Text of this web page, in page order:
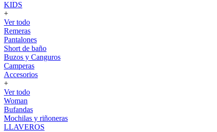
KIDS
+
Ver todo
Remeras
Pantalones
Short de baño
Buzos y Canguros
Camperas
Accesorios
+
Ver todo
Woman
Bufandas
Mochilas y riñoneras
LLAVEROS